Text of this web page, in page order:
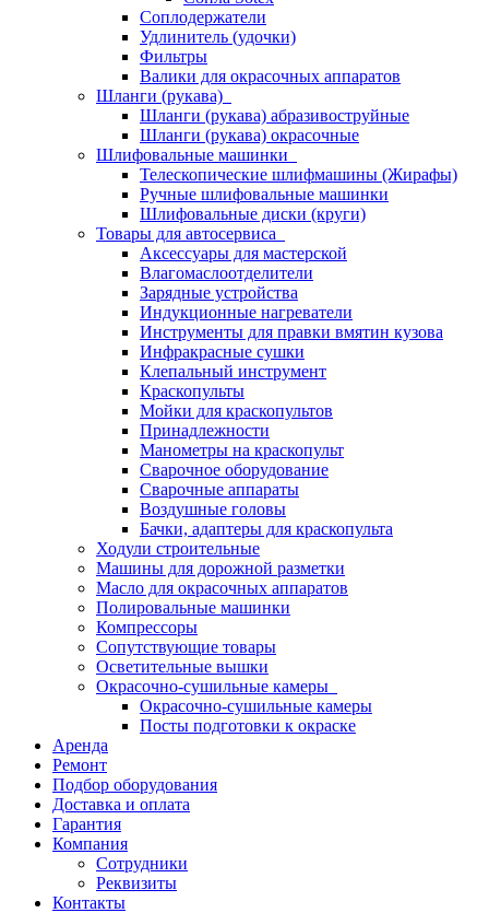
Соплодержатели
Удлинитель (удочки)
Фильтры
Валики для окрасочных аппаратов
Шланги (рукава)
Шланги (рукава) абразивоструйные
Шланги (рукава) окрасочные
Шлифовальные машинки
Телескопические шлифмашины (Жирафы)
Ручные шлифовальные машинки
Шлифовальные диски (круги)
Товары для автосервиса
Аксессуары для мастерской
Влагомаслоотделители
Зарядные устройства
Индукционные нагреватели
Инструменты для правки вмятин кузова
Инфракрасные сушки
Клепальный инструмент
Краскопульты
Мойки для краскопультов
Принадлежности
Манометры на краскопульт
Сварочное оборудование
Сварочные аппараты
Воздушные головы
Бачки, адаптеры для краскопульта
Ходули строительные
Машины для дорожной разметки
Масло для окрасочных аппаратов
Полировальные машинки
Компрессоры
Сопутствующие товары
Осветительные вышки
Окрасочно-сушильные камеры
Окрасочно-сушильные камеры
Посты подготовки к окраске
Аренда
Ремонт
Подбор оборудования
Доставка и оплата
Гарантия
Компания
Сотрудники
Реквизиты
Контакты